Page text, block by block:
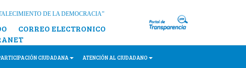
DE LA DEMOCRACIA”
CORREO ELECTRONICO
CIUDADANA ATENCIÓN AL CIUDADANO